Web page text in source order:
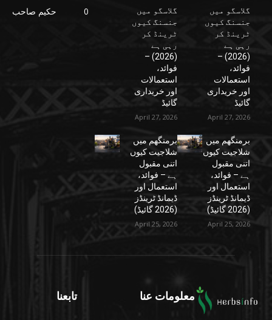
گلاسگو میں
جنسنگ کیوں
ٹرینڈ کر
رہی ہے
(2026) –
فوائد،
استعمالات
اور خریداری
گائیڈ
April 27, 2026
برمنگھم میں
شلاجیت کیوں
اتنی مقبول
ہے – فوائد،
استعمال اور
ڈیمانڈ ٹرینڈز
(2026 گائیڈ)
April 25, 2026
گلاسگو میں
جنسنگ کیوں
ٹرینڈ کر
رہی ہے
(2026) –
فوائد،
استعمالات
اور خریداری
گائیڈ
April 27, 2026
برمنگھم میں
شلاجیت کیوں
اتنی مقبول
ہے – فوائد،
استعمال اور
ڈیمانڈ ٹرینڈز
(2026 گائیڈ)
April 25, 2026
حکیم صاحب
0
معلومات عنا تابعنا